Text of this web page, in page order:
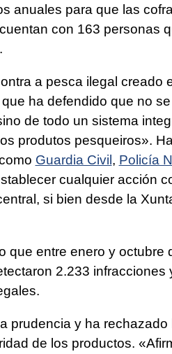
anuales para que las
con 163 personas
.
a pesca ilegal creado
ha defendido que no
de todo un sistema
produtos pesqueiros».
Guardia Civil, Policía
cualquier acción
si bien desde la
que entre enero y octubre
2.233 infracciones
prudencia y ha rechazado
de los productos.